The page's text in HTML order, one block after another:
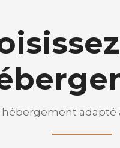
hébergement adapté